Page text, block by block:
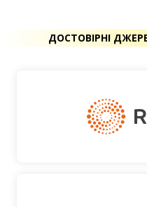
ДОСТОВІРНІ